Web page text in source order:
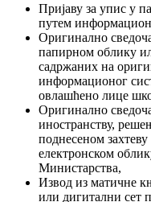
Пријаву за упис у
путем
Оригинално
папирном облику
садржаних на
информационог
овлашћено лице
Оригинално
иностранству,
поднесеном
електронском
Министарства,
Извод из матичне
или дигитални сет